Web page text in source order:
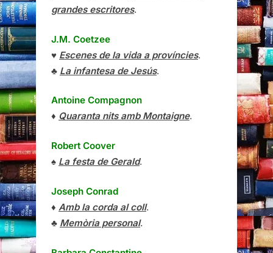
grandes escritores.
J.M. Coetzee
♥ Escenes de la vida a províncies.
♣ La infantesa de Jesús.
Antoine Compagnon
♦ Quaranta nits amb Montaigne.
Robert Coover
♠ La festa de Gerald.
Joseph Conrad
♦ Amb la corda al coll.
♣ Memòria personal.